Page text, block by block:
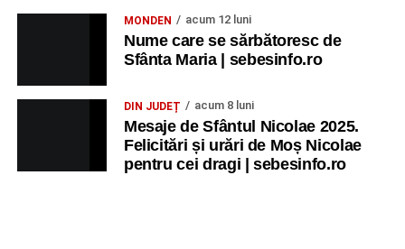
MONDEN acum 12 luni
Nume care se sărbătoresc de
Sfânta Maria | sebesinfo.ro
DIN JUDEȚ acum 8 luni
Mesaje de Sfântul Nicolae 2025.
Felicitări și urări de Moș Nicolae
pentru cei dragi | sebesinfo.ro